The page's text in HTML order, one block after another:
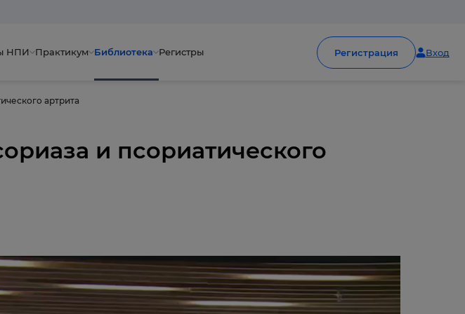
НПИ Практикум Библиотека Регистры Регистрация Вход
артрита
и псориатического